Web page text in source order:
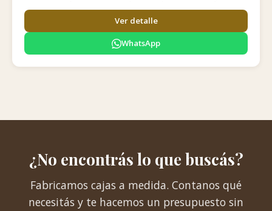
Ver detalle
WhatsApp
¿No encontrás lo que buscás?
Fabricamos cajas a medida. Contanos qué
necesitás y te hacemos un presupuesto sin